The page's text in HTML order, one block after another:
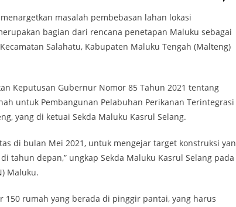
masalah pembebasan lahan lokasi
bagian dari rencana penetapan Maluku sebagai
Salahatu, Kabupaten Maluku Tengah (Malteng)
Keputusan Gubernur Nomor 85 Tahun 2021 tentang
untuk Pembangunan Pelabuhan Perikanan Terintegrasi
yang di ketuai Sekda Maluku Kasrul Selang.
di bulan Mei 2021, untuk mengejar target konstruksi
tahun depan,” ungkap Sekda Maluku Kasrul Selang pada
Maluku.
150 rumah yang berada di pinggir pantai, yang harus